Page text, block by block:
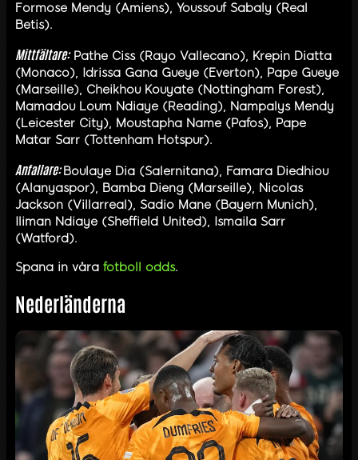
Formose Mendy (Amiens), Youssouf Sabaly (Real
Betis).
Mittfältare:Pathe Ciss (Rayo Vallecano), Krepin Diatta
(Monaco), Idrissa Gana Gueye (Everton), Pape Gueye
(Marseille), Cheikhou Kouyate (Nottingham Forest),
Mamadou Loum Ndiaye (Reading), Nampalys Mendy
(Leicester City), Moustapha Name (Pafos), Pape
Matar Sarr (Tottenham Hotspur).
Anfallare: Boulaye Dia (Salernitana), Famara Diedhiou
(Alanyaspor), Bamba Dieng (Marseille), Nicolas
Jackson (Villarreal), Sadio Mane (Bayern Munich),
Iliman Ndiaye (Sheffield United), Ismaila Sarr
(Watford).
Spana in våra fotboll odds.
Nederländerna